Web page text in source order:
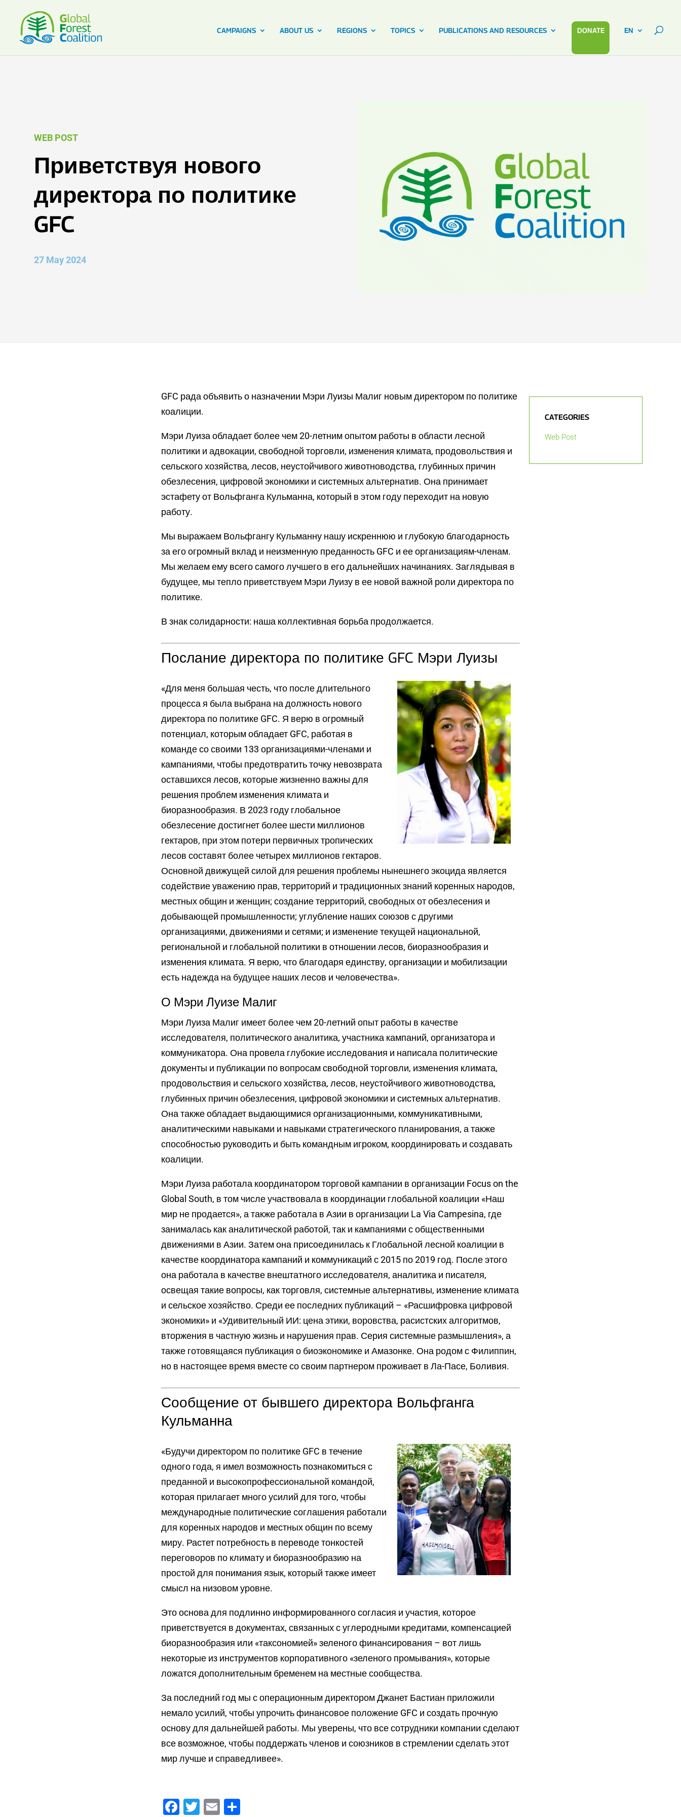
CAMPAIGNS ABOUT US REGIONS TOPICS PUBLICATIONS AND RESOURCES DONATE EN
WEB POST
Приветствуя нового
директора по политике
GFC
27 May 2024
GFC рада объявить о назначении Мэри Луизы Малиг новым директором по политике
коалиции.
Мэри Луиза обладает более чем 20-летним опытом работы в области лесной
политики и адвокации, свободной торговли, изменения климата, продовольствия и
сельского хозяйства, лесов, неустойчивого животноводства, глубинных причин
обезлесения, цифровой экономики и системных альтернатив. Она принимает
эстафету от Вольфганга Кульманна, который в этом году переходит на новую
работу.
Мы выражаем Вольфгангу Кульманну нашу искреннюю и глубокую благодарность
за его огромный вклад и неизменную преданность GFC и ее организациям-членам.
Мы желаем ему всего самого лучшего в его дальнейших начинаниях. Заглядывая в
будущее, мы тепло приветствуем Мэри Луизу в ее новой важной роли директора по
политике.
В знак солидарности: наша коллективная борьба продолжается.
Послание директора по политике GFC Мэри Луизы
«Для меня большая честь, что после длительного
процесса я была выбрана на должность нового
директора по политике GFC. Я верю в огромный
потенциал, которым обладает GFC, работая в
команде со своими 133 организациями-членами и
кампаниями, чтобы предотвратить точку невозврата
оставшихся лесов, которые жизненно важны для
решения проблем изменения климата и
биоразнообразия. В 2023 году глобальное
обезлесение достигнет более шести миллионов
гектаров, при этом потери первичных тропических
лесов составят более четырех миллионов гектаров.
Основной движущей силой для решения проблемы нынешнего экоцида является
содействие уважению прав, территорий и традиционных знаний коренных народов,
местных общин и женщин; создание территорий, свободных от обезлесения и
добывающей промышленности; углубление наших союзов с другими
организациями, движениями и сетями; и изменение текущей национальной,
региональной и глобальной политики в отношении лесов, биоразнообразия и
изменения климата. Я верю, что благодаря единству, организации и мобилизации
есть надежда на будущее наших лесов и человечества».
О Мэри Луизе Малиг
Мэри Луиза Малиг имеет более чем 20-летний опыт работы в качестве
исследователя, политического аналитика, участника кампаний, организатора и
коммуникатора. Она провела глубокие исследования и написала политические
документы и публикации по вопросам свободной торговли, изменения климата,
продовольствия и сельского хозяйства, лесов, неустойчивого животноводства,
глубинных причин обезлесения, цифровой экономики и системных альтернатив.
Она также обладает выдающимися организационными, коммуникативными,
аналитическими навыками и навыками стратегического планирования, а также
способностью руководить и быть командным игроком, координировать и создавать
коалиции.
Мэри Луиза работала координатором торговой кампании в организации Focus on the
Global South, в том числе участвовала в координации глобальной коалиции «Наш
мир не продается», а также работала в Азии в организации La Via Campesina, где
занималась как аналитической работой, так и кампаниями с общественными
движениями в Азии. Затем она присоединилась к Глобальной лесной коалиции в
качестве координатора кампаний и коммуникаций с 2015 по 2019 год. После этого
она работала в качестве внештатного исследователя, аналитика и писателя,
освещая такие вопросы, как торговля, системные альтернативы, изменение климата
и сельское хозяйство. Среди ее последних публикаций – «Расшифровка цифровой
экономики» и «Удивительный ИИ: цена этики, воровства, расистских алгоритмов,
вторжения в частную жизнь и нарушения прав. Серия системные размышления», а
также готовящаяся публикация о биоэкономике и Амазонке. Она родом с Филиппин,
но в настоящее время вместе со своим партнером проживает в Ла-Пасе, Боливия.
Сообщение от бывшего директора Вольфганга
Кульманна
«Будучи директором по политике GFC в течение
одного года, я имел возможность познакомиться с
преданной и высокопрофессиональной командой,
которая прилагает много усилий для того, чтобы
международные политические соглашения работали
для коренных народов и местных общин по всему
миру. Растет потребность в переводе тонкостей
переговоров по климату и биоразнообразию на
простой для понимания язык, который также имеет
смысл на низовом уровне.
Это основа для подлинно информированного согласия и участия, которое
приветствуется в документах, связанных с углеродными кредитами, компенсацией
биоразнообразия или «таксономией» зеленого финансирования – вот лишь
некоторые из инструментов корпоративного «зеленого промывания», которые
ложатся дополнительным бременем на местные сообщества.
За последний год мы с операционным директором Джанет Бастиан приложили
немало усилий, чтобы упрочить финансовое положение GFC и создать прочную
основу для дальнейшей работы. Мы уверены, что все сотрудники компании сделают
все возможное, чтобы поддержать членов и союзников в стремлении сделать этот
мир лучше и справедливее».
Facebook
Twitter
Email
CATEGORIES
Web Post